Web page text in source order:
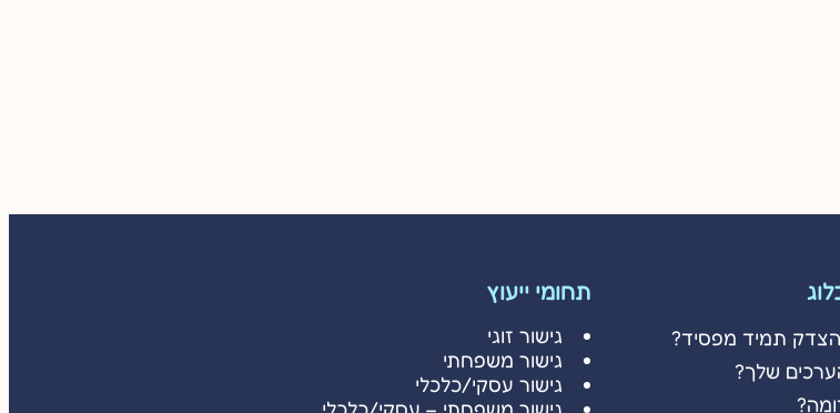
תמיד מפסיד?
שלך?
תחומי ייעוץ
גישור זוגי
גישור משפחתי
גישור עסקי/כלכלי
גישור משפחתי – עסקי/כלכלי